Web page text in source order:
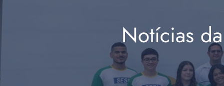
Notícias